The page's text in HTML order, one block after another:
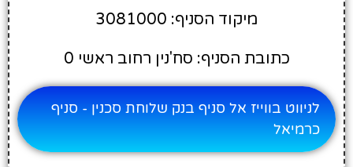
מיקוד הסניף: 3081000
כתובת הסניף: סח'נין רחוב ראשי 0
לניווט בווייז אל סניף בנק שלוחת סכנין - סניף
כרמיאל